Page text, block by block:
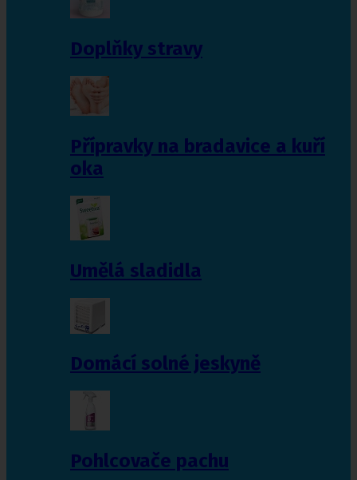
Doplňky stravy
Přípravky na bradavice a kuří
oka
Umělá sladidla
Domácí solné jeskyně
Pohlcovače pachu